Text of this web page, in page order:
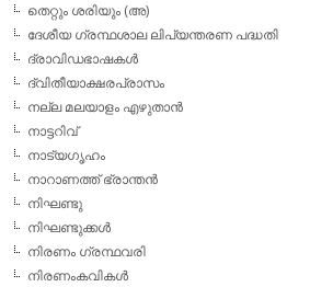
തെറ്റും ശരിയും (അ)
ദേശീയ ഗ്രന്ഥശാല ലിപ്യന്തരണ പദ്ധതി
ദ്രാവിഡഭാഷകള്‍
ദ്വിതീയാക്ഷരപ്രാസം
നല്ല മലയാളം എഴുതാന്‍
നാട്ടറിവ്
നാട്യഗൃഹം
നാറാണത്ത് ഭ്രാന്തന്‍
നിഘണ്ടു
നിഘണ്ടുക്കള്‍
നിരണം ഗ്രന്ഥവരി
നിരണംകവികള്‍